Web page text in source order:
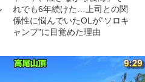
トヘト、泣きながら後悔」そ
れでも6年続けた…上司との関
係性に悩んでいたOLが“ソロキ